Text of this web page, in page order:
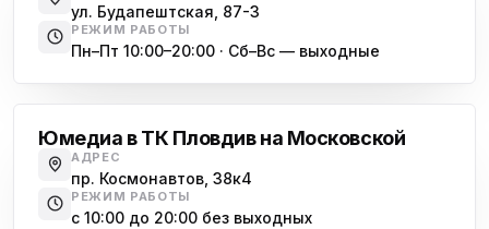
ул. Будапештская, 87-3
РЕЖИМ РАБОТЫ
Пн–Пт 10:00–20:00 · Сб–Вс — выходные
Юмедиа в ТК Пловдив на Московской
АДРЕС
пр. Космонавтов, 38к4
РЕЖИМ РАБОТЫ
с 10:00 до 20:00 без выходных